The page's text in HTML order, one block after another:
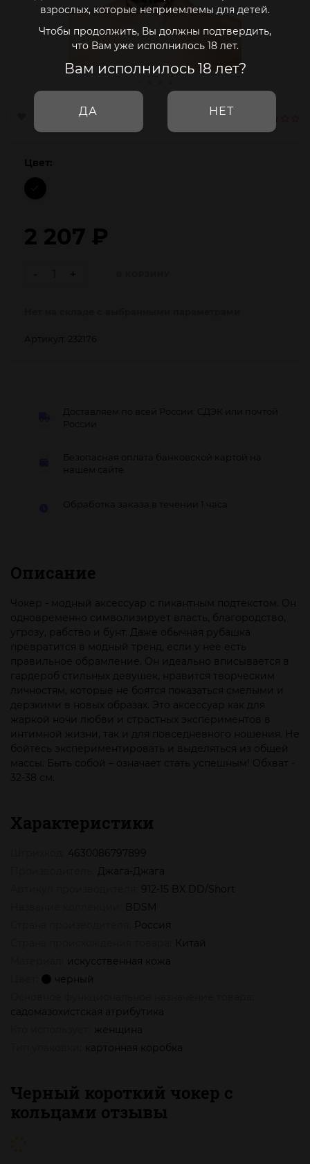
взрослых, которые неприемлемы для детей.
Чтобы продолжить, Вы должны подтвердить,
что Вам уже исполнилось 18 лет.
Вам исполнилось 18 лет?
ДА НЕТ
Цвет:
2 207 ₽
Артикул: 232176
Доставляем по всей России: СДЭК или почтой
Безопасная оплата банковской картой на
нашем сайте.
Обработка заказа в течении 1 часа
Описание
Чокер - модный аксессуар с пикантным подтекстом. Он
одновременно символизирует власть, благородство,
угрозу, рабство и бунт. Даже обычная рубашка
превратится в модный тренд, если у неё есть
правильное обрамление. Он идеально вписывается в
гардероб стильных девушек, нравится творческим
личностям, которые не боятся показаться смелыми и
дерзкими в новых образах. Это аксессуар как для
жаркой ночи любви и страстных экспериментов в
интимной жизни, так и для повседневного ношения. Не
бойтесь экспериментировать и выделяться из общей
массы. Быть собой – означает стать успешным! Обхват -
32-38 см.
Характеристики
4630086797899
Джага-Джага
912-15 BX DD/Short
BDSM
Россия
Китай
искусственная кожа
черный
садомазохистская атрибутика
женщина
картонная коробка
Черный короткий чокер с
кольцами отзывы